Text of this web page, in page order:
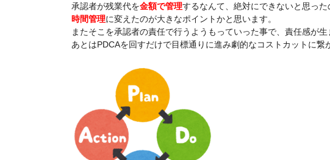
承認者が残業代を金額で管理するなんて、絶対にできないと思っ
時間管理に変えたのが大きなポイントかと思います。
またそこを承認者の責任で行うようもっていった事で、責任感が
あとはPDCAを回すだけで目標通りに進み劇的なコストカットに繋